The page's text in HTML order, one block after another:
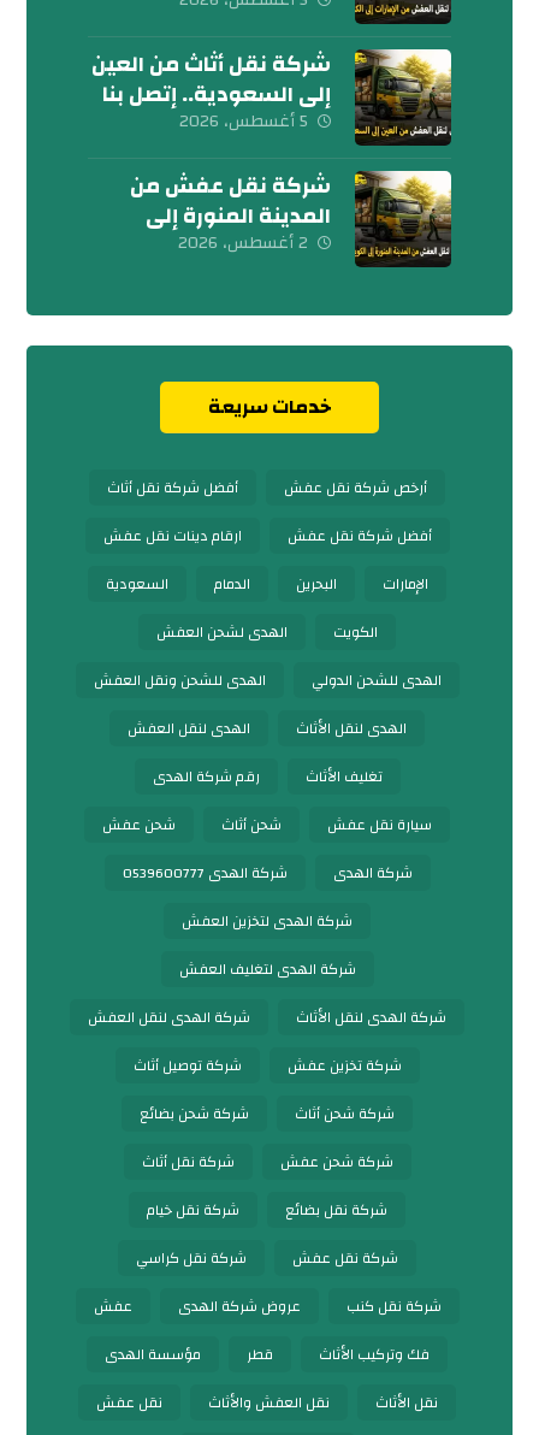
شركة نقل أثاث من العين
إلى السعودية.. إتصل بنا
اليوم
5 أغسطس، 2026
شركة نقل عفش من
المدينة المنورة إلى
الكويت 0539600777
2 أغسطس، 2026
خدمات سريعة
أرخص شركة نقل عفش
أفضل شركة نقل أثاث
أفضل شركة نقل عفش
ارقام دينات نقل عفش
الإمارات
البحرين الدمام
السعودية
الكويت
الهدى لشحن العفش
الهدى للشحن الدولي
الهدى للشحن ونقل العفش
الهدى لنقل الأثاث
الهدى لنقل العفش
تغليف الأثاث
رقم شركة الهدى
سيارة نقل عفش
شحن أثاث
شحن عفش
شركة الهدى
شركة الهدى 0539600777
شركة الهدى لتخزين العفش
شركة الهدى لتغليف العفش
شركة الهدى لنقل الأثاث
شركة الهدى لنقل العفش
شركة تخزين عفش
شركة توصيل أثاث
شركة شحن أثاث
شركة شحن بضائع
شركة شحن عفش
شركة نقل أثاث
شركة نقل بضائع
شركة نقل خيام
شركة نقل عفش
شركة نقل كراسي
شركة نقل كنب
عروض شركة الهدى
عفش
فك وتركيب الأثاث
قطر
مؤسسة الهدى
نقل الأثاث
نقل العفش والأثاث
نقل عفش